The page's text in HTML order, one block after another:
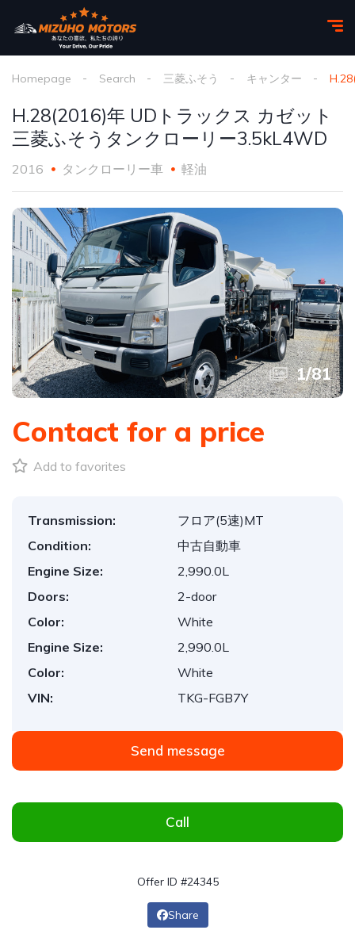
Homepage Search 三菱ふそう キャンター
H.28(2016)年 UDトラックス カゼット
三菱ふそうタンクローリー3.5kL4WD
2016 タンクローリー車 軽油
1/81
Contact for a price
Add to favorites
Transmission:
フロア(5速)MT
Condition:
中古自動車
Engine Size:
2,990.0L
Doors:
2-door
Color:
White
Engine Size:
2,990.0L
Color:
White
VIN:
TKG-FGB7Y
Send message
Call
Offer ID #24345
Share